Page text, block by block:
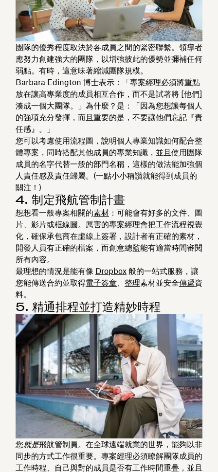
團隊的優秀程度取決於各成員之間的緊密聯繫。領導者
應努力創建強大的團隊，以增強彼此的優勢並彌補任何
弱點。有時，這意味著縮減團隊規模。
Barbara Edington 博士表示：「專案經理必須將重點
放在讓高專業度的成員相互合作，而不是試著將 [他們]
湊成一個大團隊。」為什麼？是：「因為您想讓每個人
的強項充分發揮，而且重要的是，不要讓他們忘記『責
任感』。」
您可以考慮使用流程圖，說明個人專業知識如何配合整
體專案，同時搭配其他成員的專業知識，並且使用團隊
成員的名字代替一般的部門名稱，這樣的做法能加強個
人責任感及責任歸屬。(一點小小稱讚就能得到成員的
關注！)
4. 制定飛航管制計畫
想想看一般專案相關的素材 ：可能會有好多的文件、圖
片、影片或框線圖。厲害的專案經理會把工作流程視覺
化，確保承包商在虛線上簽署，設計者有正確的素材，
開發人員有正確的檔案，而創意總監能有適當時間審閱
所有內容。
最理想的情況是能有像 Dropbox 般的一站式服務，讓
您能傳送合約並取得電子簽章 整理素材並安全傳遞資
料。
5. 精通排程並打造精妙時程
您就是飛航管制員。在全球遠端就業的世界，能夠以非
同步的方式工作很重要。專案經理必須瞭解團隊成員的
工作時程、自己與對的成員是否有工作時間重疊，並且